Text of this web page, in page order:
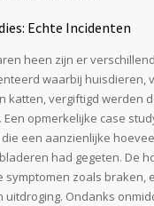
Echte Incidenten
heen zijn er
waarbij huisdieren,
katten, vergiftigd werden
Een opmerkelijke case
een aanzienlijke
had gegeten. De
symptomen zoals braken,
uitdroging. Ondanks